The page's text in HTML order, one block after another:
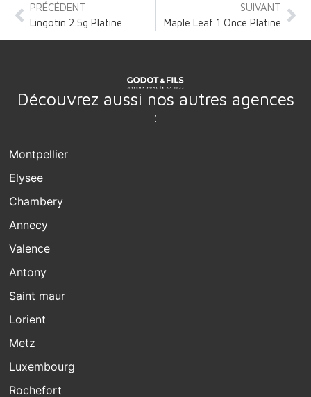
PRÉCÉDENT
Lingotin 2.5g Platine
SUIVANT
Maple Leaf 1 Once Platine
Découvrez aussi nos autres agences
:
Montpellier
Elysee
Chambery
Annecy
Valence
Antony
Saint maur
Lorient
Metz
Luxembourg
Rochefort